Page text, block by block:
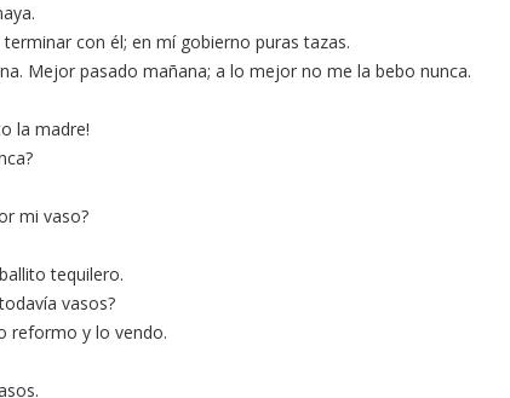
con él; en mí gobierno puras tazas.
Mejor pasado mañana; a lo mejor no me la bebo nunca.
la madre!
mi vaso?
tequilero.
vasos?
reformo y lo vendo.